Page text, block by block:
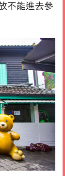
不能進去參